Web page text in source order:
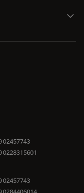
02457743
0228315601
02457743
0284406014